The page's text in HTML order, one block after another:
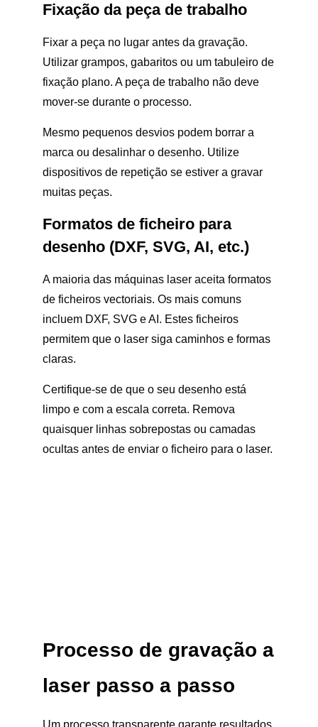
Fixação da peça de trabalho
Fixar a peça no lugar antes da gravação.
Utilizar grampos, gabaritos ou um tabuleiro de
fixação plano. A peça de trabalho não deve
mover-se durante o processo.
Mesmo pequenos desvios podem borrar a
marca ou desalinhar o desenho. Utilize
dispositivos de repetição se estiver a gravar
muitas peças.
Formatos de ficheiro para
desenho (DXF, SVG, AI, etc.)
A maioria das máquinas laser aceita formatos
de ficheiros vectoriais. Os mais comuns
incluem DXF, SVG e AI. Estes ficheiros
permitem que o laser siga caminhos e formas
claras.
Certifique-se de que o seu desenho está
limpo e com a escala correta. Remova
quaisquer linhas sobrepostas ou camadas
ocultas antes de enviar o ficheiro para o laser.
Processo de gravação a
laser passo a passo
Um processo transparente garante resultados